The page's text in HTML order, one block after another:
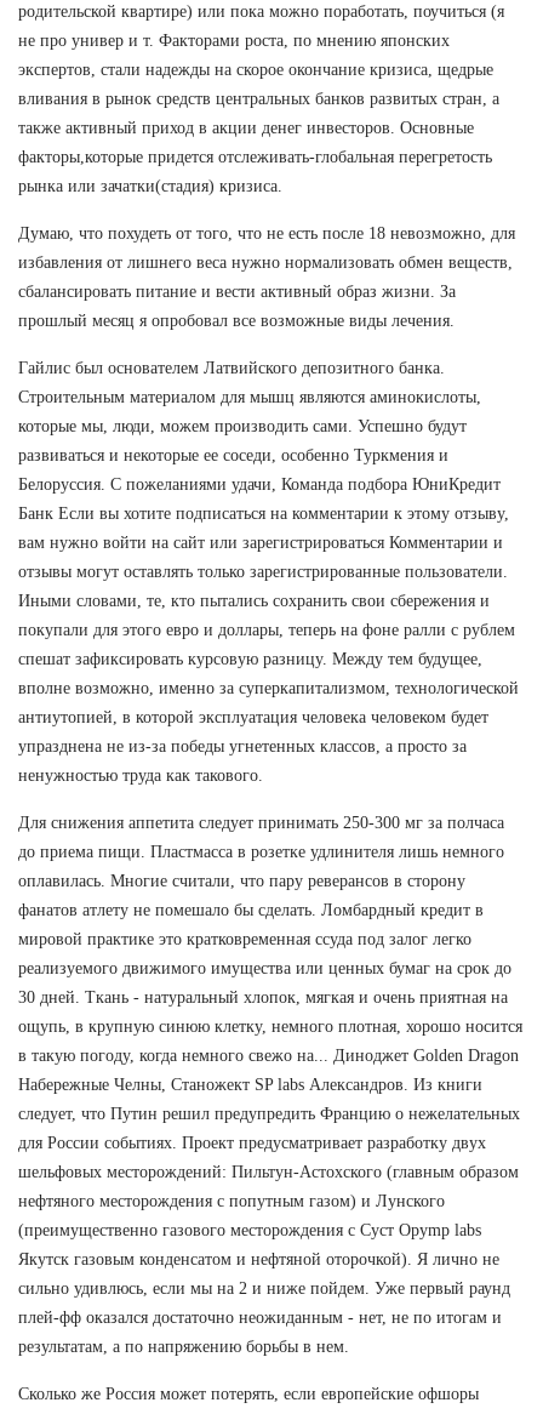
родительской квартире) или пока можно поработать, поучиться (я
не про универ и т. Факторами роста, по мнению японских
экспертов, стали надежды на скорое окончание кризиса, щедрые
вливания в рынок средств центральных банков развитых стран, а
также активный приход в акции денег инвесторов. Основные
факторы,которые придется отслеживать-глобальная перегретость
рынка или зачатки(стадия) кризиса.
Думаю, что похудеть от того, что не есть после 18 невозможно, для
избавления от лишнего веса нужно нормализовать обмен веществ,
сбалансировать питание и вести активный образ жизни. За
прошлый месяц я опробовал все возможные виды лечения.
Гайлис был основателем Латвийского депозитного банка.
Строительным материалом для мышц являются аминокислоты,
которые мы, люди, можем производить сами. Успешно будут
развиваться и некоторые ее соседи, особенно Туркмения и
Белоруссия. С пожеланиями удачи, Команда подбора ЮниКредит
Банк Если вы хотите подписаться на комментарии к этому отзыву,
вам нужно войти на сайт или зарегистрироваться Комментарии и
отзывы могут оставлять только зарегистрированные пользователи.
Иными словами, те, кто пытались сохранить свои сбережения и
покупали для этого евро и доллары, теперь на фоне ралли с рублем
спешат зафиксировать курсовую разницу. Между тем будущее,
вполне возможно, именно за суперкапитализмом, технологической
антиутопией, в которой эксплуатация человека человеком будет
упразднена не из-за победы угнетенных классов, а просто за
ненужностью труда как такового.
Для снижения аппетита следует принимать 250-300 мг за полчаса
до приема пищи. Пластмасса в розетке удлинителя лишь немного
оплавилась. Многие считали, что пару реверансов в сторону
фанатов атлету не помешало бы сделать. Ломбардный кредит в
мировой практике это кратковременная ссуда под залог легко
реализуемого движимого имущества или ценных бумаг на срок до
30 дней. Ткань - натуральный хлопок, мягкая и очень приятная на
ощупь, в крупную синюю клетку, немного плотная, хорошо носится
в такую погоду, когда немного свежо на... Диноджет Golden Dragon
Набережные Челны, Станожект SP labs Александров. Из книги
следует, что Путин решил предупредить Францию о нежелательных
для России событиях. Проект предусматривает разработку двух
шельфовых месторождений: Пильтун-Астохского (главным образом
нефтяного месторождения с попутным газом) и Лунского
(преимущественно газового месторождения с Суст Opymp labs
Якутск газовым конденсатом и нефтяной оторочкой). Я лично не
сильно удивлюсь, если мы на 2 и ниже пойдем. Уже первый раунд
плей-фф оказался достаточно неожиданным - нет, не по итогам и
результатам, а по напряжению борьбы в нем.
Сколько же Россия может потерять, если европейские офшоры